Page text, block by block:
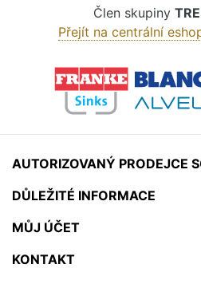
Člen skupiny
Přejít na centrální
AUTORIZOVANÝ PRODEJCE
DŮLEŽITÉ INFORMACE
MŮJ ÚČET
KONTAKT